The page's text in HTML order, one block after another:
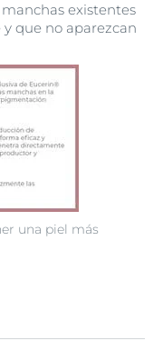
una piel más
existentes
que no aparezcan